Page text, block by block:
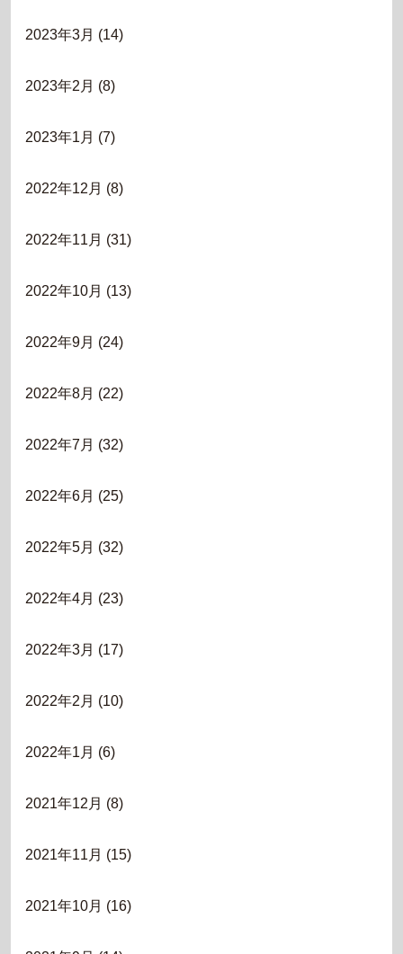
2023年3月 (14)
2023年2月 (8)
2023年1月 (7)
2022年12月 (8)
2022年11月 (31)
2022年10月 (13)
2022年9月 (24)
2022年8月 (22)
2022年7月 (32)
2022年6月 (25)
2022年5月 (32)
2022年4月 (23)
2022年3月 (17)
2022年2月 (10)
2022年1月 (6)
2021年12月 (8)
2021年11月 (15)
2021年10月 (16)